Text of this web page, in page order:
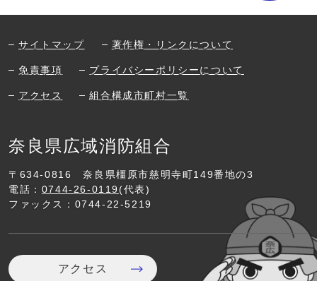
サイトマップ 著作権・リンクについて
免責事項 プライバシーポリシーについて
アクセス 組合構成市町村一覧
奈良県広域消防組合
〒634-0816
奈良県橿原市慈明寺町149番地の3
電話： 0744-26-0119 (代表)
ファックス：0744-22-5219
アクセス